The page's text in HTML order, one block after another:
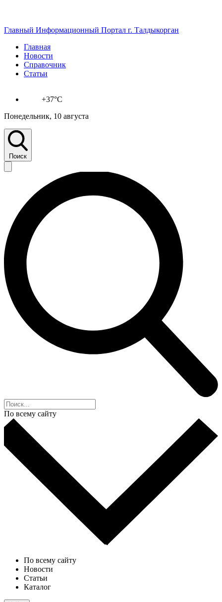
Главный Информационный Портал г. Талдыкорган
Главная
Новости
Справочник
Статьи
+37°C
Понедельник, 10 августа
Поиск
По всему сайту
По всему сайту
Новости
Статьи
Каталог